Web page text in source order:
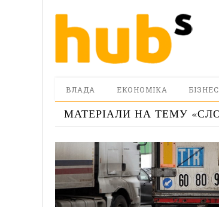
ВЛАДА ЕКОНОМІКА БІЗНЕС
МАТЕРІАЛИ НА ТЕМУ «